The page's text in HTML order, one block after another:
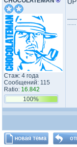
Стаж: 4 года
Сообщений: 115
Ratio: 16.842
100%
......